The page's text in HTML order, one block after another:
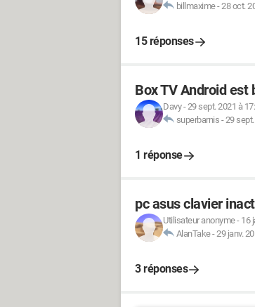
billmaxime-28 oct.
15 réponses
Box TV Android est
Davy-29 sept. 2021 à
superbarnis -29
1 réponse
pc asus clavier
Utilisateur anonyme- 16
AlanTake-29 janv.
3 réponses